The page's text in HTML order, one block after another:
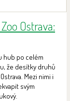
Ostrava:
hub po celém
že desítky druhů
Mezi nimi i
svým